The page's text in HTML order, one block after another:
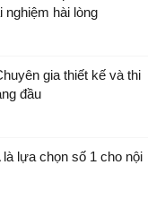
nghiệm hài lòng
gia thiết kế và thi
đầu
lựa chọn số 1 cho nội